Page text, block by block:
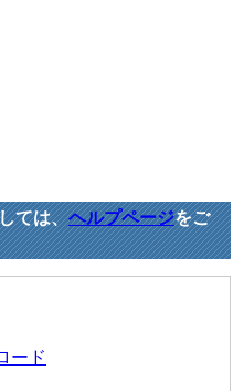
ては、ヘルプページをご
ード